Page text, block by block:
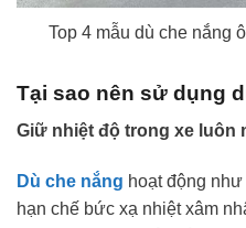
Top 4 mẫu dù che nắng
Tại sao nên sử dụng
Giữ nhiệt độ trong xe luôn
Dù che nắng hoạt động
hạn chế bức xạ nhiệt xâm